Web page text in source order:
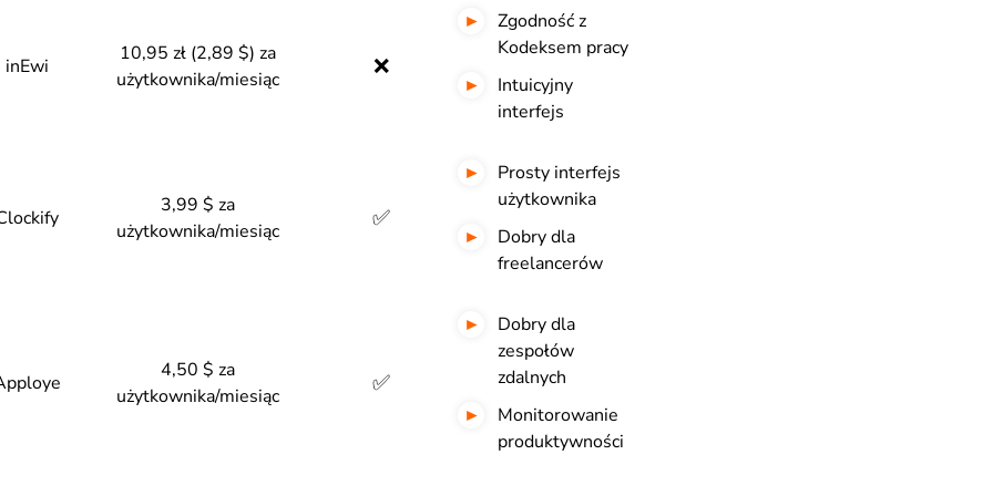
inEwi
10,95 zł (2,89 $) za
użytkownika/miesiąc
❌
Zgodność z
Kodeksem pracy
Intuicyjny
interfejs
3,99 $ za
użytkownika/miesiąc
✅
Prosty interfejs
użytkownika
Dobry dla
freelancerów
4,50 $ za
użytkownika/miesiąc
✅
Dobry dla
zespołów
zdalnych
Monitorowanie
produktywności